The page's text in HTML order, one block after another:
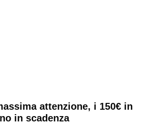
attenzione, i 150€ in
in scadenza